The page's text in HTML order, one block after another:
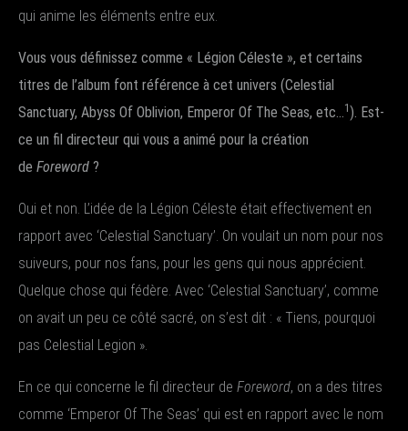
qui anime les éléments entre eux.
Vous vous définissez comme « Légion Céleste », et certains
titres de l’album font référence à cet univers (Celestial
Sanctuary, Abyss Of Oblivion, Emperor Of The Seas, etc…
1). Est-
ce un fil directeur qui vous a animé pour la création
de Foreword ?
Oui et non. L’idée de la Légion Céleste était effectivement en
rapport avec ‘Celestial Sanctuary’. On voulait un nom pour nos
suiveurs, pour nos fans, pour les gens qui nous apprécient.
Quelque chose qui fédère. Avec ‘Celestial Sanctuary’, comme
on avait un peu ce côté sacré, on s’est dit : « Tiens, pourquoi
pas Celestial Legion ».
En ce qui concerne le fil directeur de Foreword, on a des titres
comme ‘Emperor Of The Seas’ qui est en rapport avec le nom